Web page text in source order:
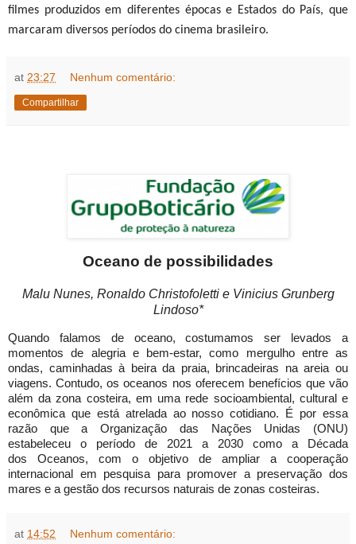
filmes produzidos em diferentes épocas e Estados do País, que
marcaram diversos períodos do cinema brasileiro.
at 23:27 Nenhum comentário:
Compartilhar
Oceano de possibilidades
Malu Nunes, Ronaldo Christofoletti e Vinicius Grunberg
Lindoso*
Quando falamos de oceano, costumamos ser levados a
momentos de alegria e bem-estar, como mergulho entre as
ondas, caminhadas à beira da praia, brincadeiras na areia ou
viagens. Contudo, os oceanos nos oferecem benefícios que vão
além da zona costeira, em uma rede socioambiental, cultural e
econômica que está atrelada ao nosso cotidiano. É por essa
razão que a Organização das Nações Unidas (ONU)
estabeleceu o período de 2021 a 2030 como a Década
dos Oceanos, com o objetivo de ampliar a cooperação
internacional em pesquisa para promover a preservação dos
mares e a gestão dos recursos naturais de zonas costeiras.
at 14:52 Nenhum comentário: